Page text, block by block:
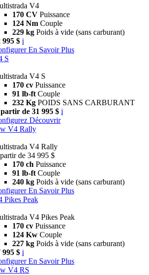
V4
170 CV Puissance
124 Nm Couple
229 kg Poids à vide (sans carburant)
995 $ i
En Savoir Plus
S
V4 S
170 cv Puissance
91 lb-ft Couple
232 Kg POIDS SANS CARBURANT
de 31 995 $ i
Découvrir
V4 Rally
V4 Rally
de 34 995 $
170 ch Puissance
91 lb-ft Couple
240 kg Poids à vide (sans carburant)
En Savoir Plus
Pikes Peak
V4 Pikes Peak
170 cv Puissance
124 Kw Couple
227 kg Poids à vide (sans carburant)
995 $ i
En Savoir Plus
V4 RS